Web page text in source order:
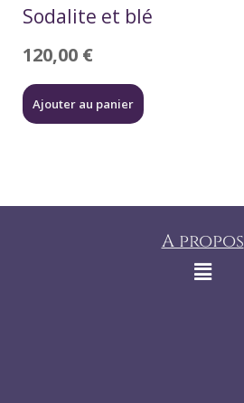
Sodalite et blé
120,00 €
Ajouter au panier
A propos